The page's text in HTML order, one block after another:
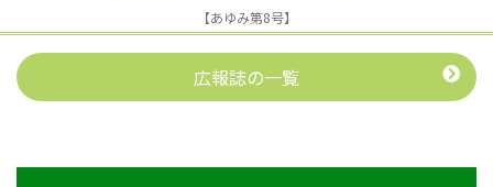
【あゆみ第8号】
広報誌の一覧